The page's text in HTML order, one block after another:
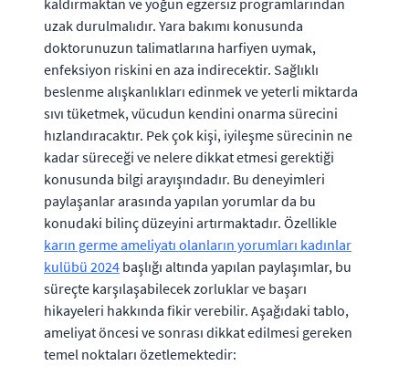
kaldırmaktan ve yoğun egzersiz programlarından
uzak durulmalıdır. Yara bakımı konusunda
doktorunuzun talimatlarına harfiyen uymak,
enfeksiyon riskini en aza indirecektir. Sağlıklı
beslenme alışkanlıkları edinmek ve yeterli miktarda
sıvı tüketmek, vücudun kendini onarma sürecini
hızlandıracaktır. Pek çok kişi, iyileşme sürecinin ne
kadar süreceği ve nelere dikkat etmesi gerektiği
konusunda bilgi arayışındadır. Bu deneyimleri
paylaşanlar arasında yapılan yorumlar da bu
konudaki bilinç düzeyini artırmaktadır. Özellikle
karın germe ameliyatı olanların yorumları kadınlar
kulübü 2024 başlığı altında yapılan paylaşımlar, bu
süreçte karşılaşabilecek zorluklar ve başarı
hikayeleri hakkında fikir verebilir. Aşağıdaki tablo,
ameliyat öncesi ve sonrası dikkat edilmesi gereken
temel noktaları özetlemektedir: